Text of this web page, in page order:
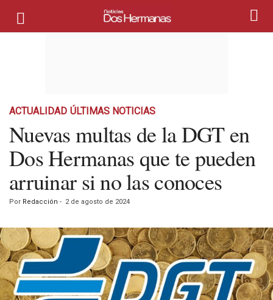
ACTUALIDAD ÚLTIMAS NOTICIAS
Nuevas multas de la DGT en
Dos Hermanas que te pueden
arruinar si no las conoces
Por Redacción - 2 de agosto de 2024